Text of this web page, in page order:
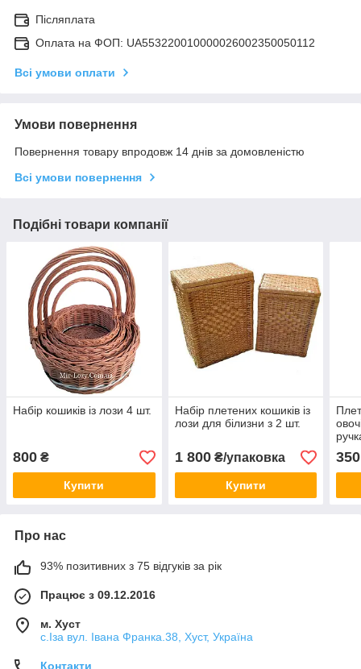
Післяплата
Оплата на ФОП: UA553220010000026002350050112
Всі умови оплати
Умови повернення
Повернення товару впродовж 14 днів за домовленістю
Всі умови повернення
Подібні товари компанії
Набір кошиків із лози 4 шт.
800 ₴
Купити
Набір плетених кошиків із
лози для білизни з 2 шт.
1 800₴/упаковка
Купити
350
Про нас
93% позитивних з 75 відгуків за рік
Працює з 09.12.2016
м. Хуст
с.Іза вул. Івана Франка.38, Хуст, Україна
Контакти